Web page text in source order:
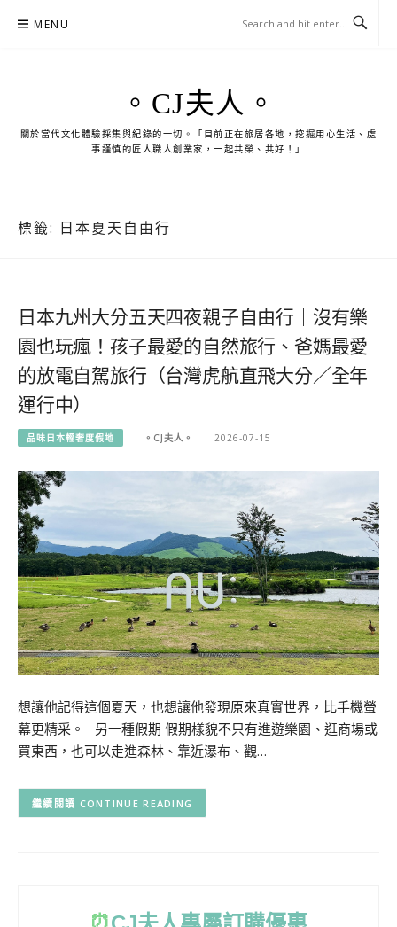
MENU
。CJ夫人。
關於當代文化體驗採集與紀錄的一切。「目前正在旅居各地，挖掘用心生活、處
事謹慎的匠人職人創業家，一起共榮、共好！」
標籤: 日本夏天自由行
日本九州大分五天四夜親子自由行｜沒有樂
園也玩瘋！孩子最愛的自然旅行、爸媽最愛
的放電自駕旅行（台灣虎航直飛大分／全年
運行中）
品味日本輕奢度假地 。CJ夫人。 2026-07-15
想讓他記得這個夏天，也想讓他發現原來真實世界，比手機螢
幕更精采。 另一種假期 假期樣貌不只有進遊樂園、逛商場或
買東西，也可以走進森林、靠近瀑布、觀…
CONTINUE READING